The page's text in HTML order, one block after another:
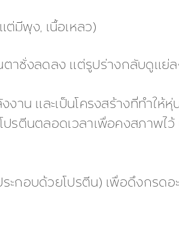
ต่มีพุง, เนื้อเหลว)
าชั่งลดลง แต่รูปร่างกลับดูแย่
าน และเป็นโครงสร้างที่ทำให้
ปรตีนตลอดเวลาเพื่อคงสภาพไ
กอบด้วยโปรตีน) เพื่อดึงกรดอ